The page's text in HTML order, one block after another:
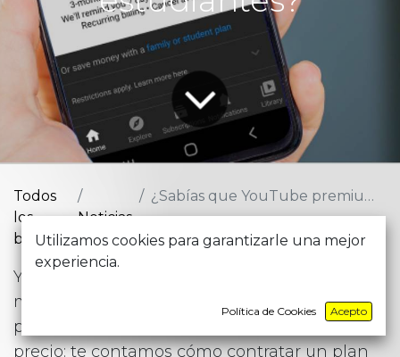
Todos
los
blogs
Noticias
¿Sabías que YouTube premium es más barato para estudiantes?
YouTube Premium puede tener un coste
mensual elevado, pero si eres estudiante
puedes conseguirlo por casi la mitad de
precio: te contamos cómo contratar un plan
Utilizamos cookies para garantizarle una mejor
experiencia.
Política de Cookies Acepto